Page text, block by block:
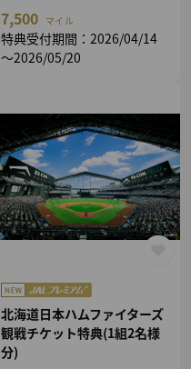
7,500 マイル
特典受付期間：2026/04/14
～2026/05/20
北海道日本ハムファイターズ
観戦チケット特典(1組2名様
分)